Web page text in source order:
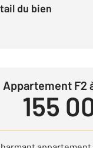
du bien
Appartement F2
155